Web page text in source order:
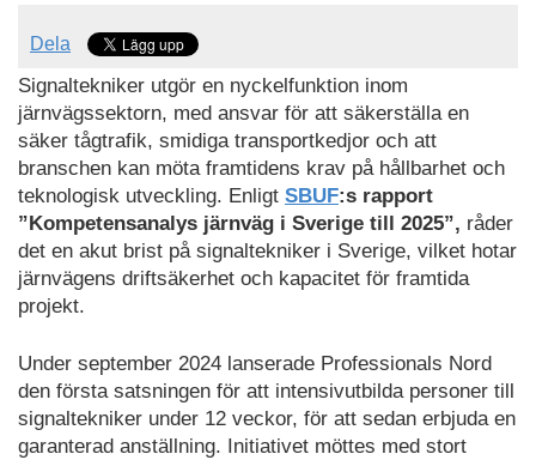
Dela
Signaltekniker utgör en nyckelfunktion inom
järnvägssektorn, med ansvar för att säkerställa en
säker tågtrafik, smidiga transportkedjor och att
branschen kan möta framtidens krav på hållbarhet och
teknologisk utveckling. Enligt SBUF:s rapport
”Kompetensanalys järnväg i Sverige till 2025”, råder
det en akut brist på signaltekniker i Sverige, vilket hotar
järnvägens driftsäkerhet och kapacitet för framtida
projekt.
Under september 2024 lanserade Professionals Nord
den första satsningen för att intensivutbilda personer till
signaltekniker under 12 veckor, för att sedan erbjuda en
garanterad anställning. Initiativet möttes med stort